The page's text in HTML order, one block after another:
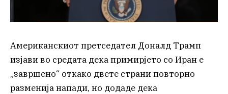
Американскиот претседател Доналд Трамп
изјави во средата дека примирјето со Иран е
„завршено“ откако двете страни повторно
разменија напади, но додаде дека